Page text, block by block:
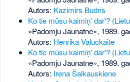
Autors: Kazimirs Budris
Ko tie mūsu kaimiņ' dar'?
«Padomju Jaunatne», 1989.
Autors: Henrika Valuckaite
Ko tie mūsu kaimiņ' dar'?
«Padomju Jaunatne», 1989.
Autors: Irena Šalkauskiene